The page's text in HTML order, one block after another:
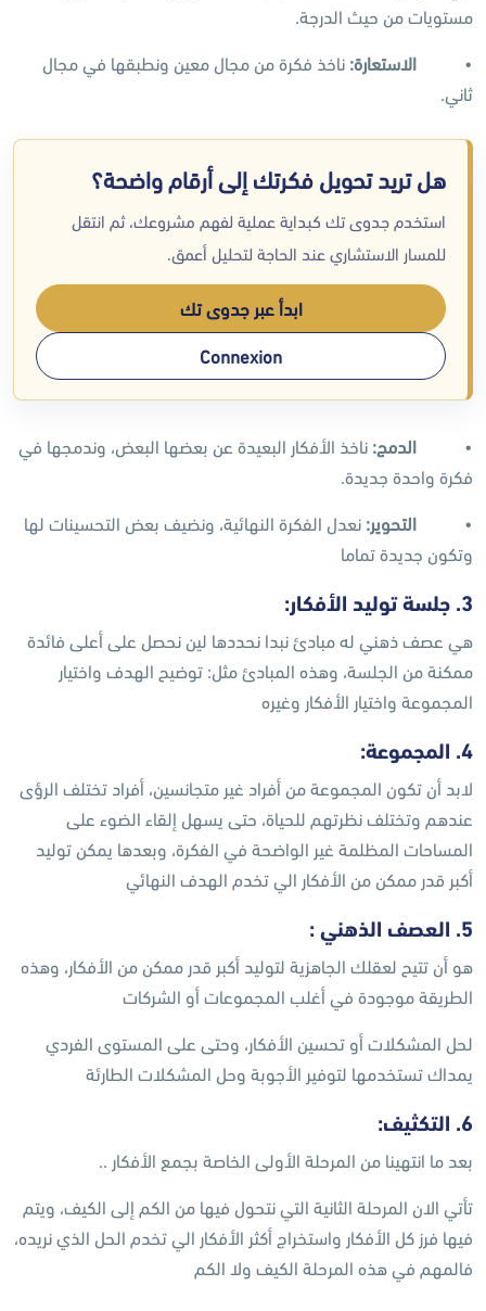
مستویات من حیث الدرجة.
•
الاستعارة: ناخذ فكرة من مجال معین ونطبقھا في مجال
ثاني.
هل تريد تحويل فكرتك إلى أرقام واضحة؟
استخدم جدوى تك كبداية عملية لفهم مشروعك، ثم انتقل
للمسار الاستشاري عند الحاجة لتحليل أعمق.
ابدأ عبر جدوى تك
Connexion
• ‏الدمج: ناخذ الأفكار البعیدة عن بعضھا البعض، وندمجھا في
فكرة واحدة جدیدة.
•
التحویر: نعدل الفكرة النھائیة، ونضیف بعض التحسینات لھا
وتكون جدیدة تماما
3. جلسة تولید الأفكار:
ھي عصف ذھني له مبادئ نبدا نحددھا لین نحصل على أعلى فائدة
ممكنة من الجلسة، وھذه المبادئ مثل: توضیح الھدف واختیار
المجموعة واختیار الأفكار وغيره
4. المجموعة:
لابد أن تكون المجموعة من أفراد غیر متجانسین، أفراد تختلف الرؤى
عندھم وتختلف نظرتھم للحیاة، حتى یسھل إلقاء الضوء على
المساحات المظلمة غیر الواضحة في الفكرة، وبعدھا یمكن تولید
أكبر قدر ممكن من الأفكار الي تخدم الھدف النهائي
5. العصف الذھني :
ھو أن تتيح لعقلك الجاھزية لتولید أكبر قدر ممكن من الأفكار، وھذه
الطریقة موجودة في أغلب المجموعات أو الشركات
لحل المشكلات أو تحسین الأفكار، وحتى على المستوى الفردي
یمداك تستخدمھا لتوفیر الأجوبة وحل المشكلات الطارئة
6. التكثیف:
بعد ما انتهينا من المرحلة الأولى الخاصة بجمع الأفكار ..
تأتي الان المرحلة الثانیة التي نتحول فیھا من الكم إلى الكیف، ویتم
فیھا فرز كل الأفكار واستخراج أكثر الأفكار الي تخدم الحل الذي نريده،
فالمھم في هذه المرحلة الكيف ولا الكم